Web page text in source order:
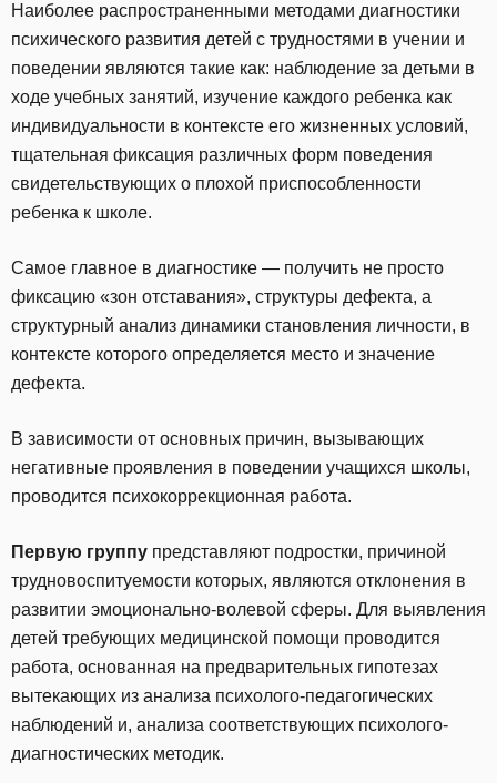
Наиболее распространенными методами диагностики
психического развития детей с трудностями в учении и
поведении являются такие как: наблюдение за детьми в
ходе учебных занятий, изучение каждого ребенка как
индивидуальности в контексте его жизненных условий,
тщательная фиксация различных форм поведения
свидетельствующих о плохой приспособленности
ребенка к школе.
Самое главное в диагностике — получить не просто
фиксацию «зон отставания», структуры дефекта, а
структурный анализ динамики становления личности, в
контексте которого определяется место и значение
дефекта.
В зависимости от основных причин, вызывающих
негативные проявления в поведении учащихся школы,
проводится психокоррекционная работа.
Первую группу представляют подростки, причиной
трудновоспитуемости которых, являются отклонения в
развитии эмоционально-волевой сферы. Для выявления
детей требующих медицинской помощи проводится
работа, основанная на предварительных гипотезах
вытекающих из анализа психолого-педагогических
наблюдений и, анализа соответствующих психолого-
диагностических методик.